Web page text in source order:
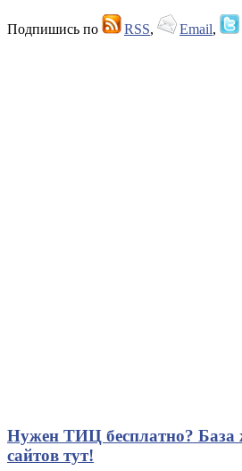
Подпишись по RSS, Email,
Нужен ТИЦ бесплатно? База
сайтов тут!